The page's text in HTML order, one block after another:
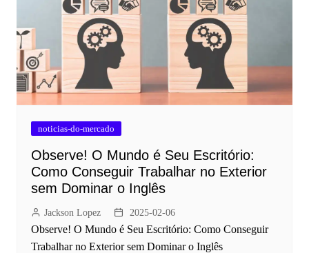
noticias-do-mercado
Observe! O Mundo é Seu Escritório:
Como Conseguir Trabalhar no Exterior
sem Dominar o Inglês
Jackson Lopez 2025-02-06
Observe! O Mundo é Seu Escritório: Como Conseguir
Trabalhar no Exterior sem Dominar o Inglês